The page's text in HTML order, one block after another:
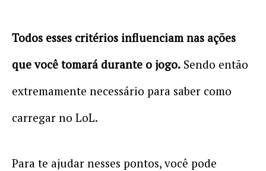
Todos esses critérios influenciam nas ações
que você tomará durante o jogo. Sendo então
extremamente necessário para saber como
carregar no LoL.
Para te ajudar nesses pontos, você pode